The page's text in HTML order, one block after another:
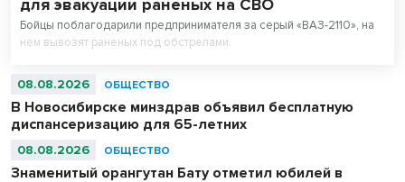
для эвакуации раненых на СВО
Бойцы поблагодарили предпринимателя за серый «ВАЗ-2110», на
нем вывозят раненых под обстрелами.
08.08.2026 ОБЩЕСТВО
В Новосибирске минздрав объявил бесплатную
диспансеризацию для 65-летних
08.08.2026 ОБЩЕСТВО
Знаменитый орангутан Бату отметил юбилей в